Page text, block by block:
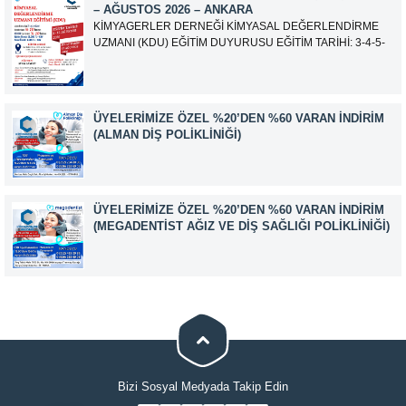
– AĞUSTOS 2026 – ANKARA
KİMYAGERLER DERNEĞİ KİMYASAL DEĞERLENDİRME
UZMANI (KDU) EĞİTİM DUYURUSU EĞİTİM TARİHİ: 3-4-5-
İRTİBAT NUMARASI:0530 500 68...
ÜYELERIMIZE ÖZEL %20’DEN %60 VARAN İNDIRIM
(ALMAN DIŞ POLIKLINIĞI)
ÜYELERIMIZE ÖZEL %20’DEN %60 VARAN İNDIRIM
(MEGADENTIST AĞIZ VE DIŞ SAĞLIĞI POLIKLINIĞI)
Bizi Sosyal Medyada Takip Edin
Müşteri Temsilcisi
Cevap Yaz